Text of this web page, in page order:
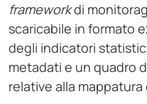
frameworkdi
scaricabile in formato
degli indicatori
metadati e un quadro
relative alla mappatura